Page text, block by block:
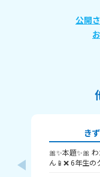
公開
き
🎀✨本題✨🎀
ん📱❌ 6年生